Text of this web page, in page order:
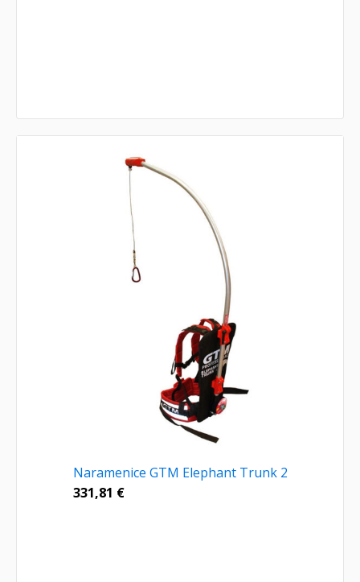
Naramenice GTM Elephant Trunk 2
331,81 €